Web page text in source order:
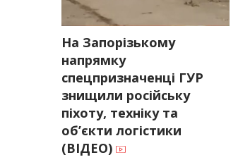
На Запорізькому
напрямку
спецпризначенці ГУР
знищили російську
піхоту, техніку та
об’єкти логістики
(ВІДЕО)